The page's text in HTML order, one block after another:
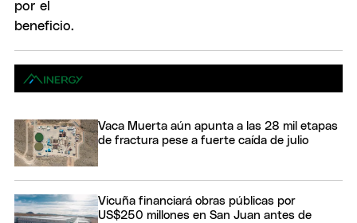
Vaca Muerta aún apunta a las 28 mil etapas
de fractura pese a fuerte caída de julio
Vicuña financiará obras públicas por
US$250 millones en San Juan antes de